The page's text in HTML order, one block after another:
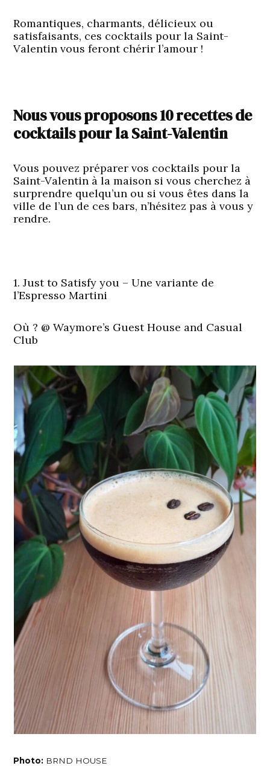
Romantiques, charmants, délicieux ou
satisfaisants, ces cocktails pour la Saint-
Valentin vous feront chérir l’amour !
Nous vous proposons 10 recettes de
cocktails pour la Saint-Valentin
Vous pouvez préparer vos cocktails pour la
Saint-Valentin à la maison si vous cherchez à
surprendre quelqu’un ou si vous êtes dans la
ville de l’un de ces bars, n’hésitez pas à vous y
rendre.
1. Just to Satisfy you – Une variante de
l’Espresso Martini
Où ? @ Waymore’s Guest House and Casual
Club
Photo: BRND HOUSE